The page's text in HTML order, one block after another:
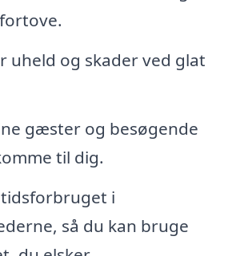
uheld og skader ved glat
gæster og besøgende
til dig.
i
så du kan bruge